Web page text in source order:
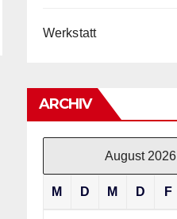
Werkstatt
ARCHIV
August 2026
M D M D F